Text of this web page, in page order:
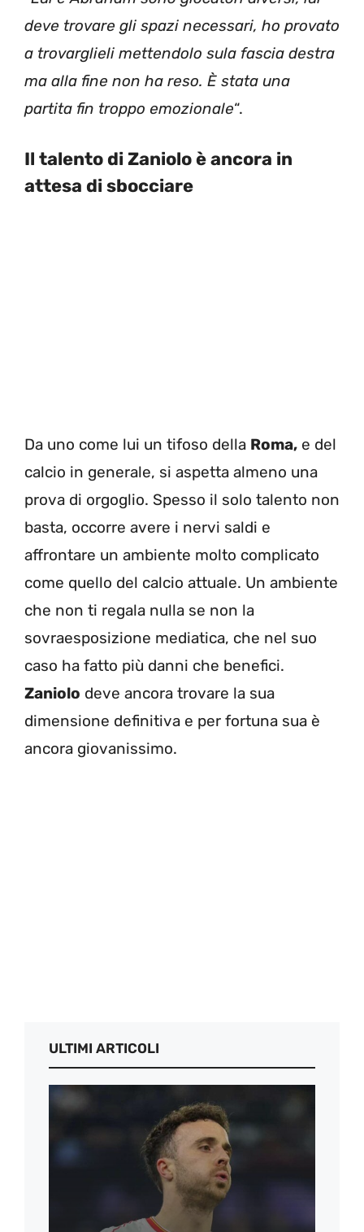
deve trovare gli spazi necessari, ho provato
a trovarglieli mettendolo sula fascia destra
ma alla fine non ha reso. È stata una
partita fin troppo emozionale“.
Il talento di Zaniolo è ancora in
attesa di sbocciare
Da uno come lui un tifoso della Roma, e del
calcio in generale, si aspetta almeno una
prova di orgoglio. Spesso il solo talento non
basta, occorre avere i nervi saldi e
affrontare un ambiente molto complicato
come quello del calcio attuale. Un ambiente
che non ti regala nulla se non la
sovraesposizione mediatica, che nel suo
caso ha fatto più danni che benefici.
Zaniolo deve ancora trovare la sua
dimensione definitiva e per fortuna sua è
ancora giovanissimo.
ULTIMI ARTICOLI